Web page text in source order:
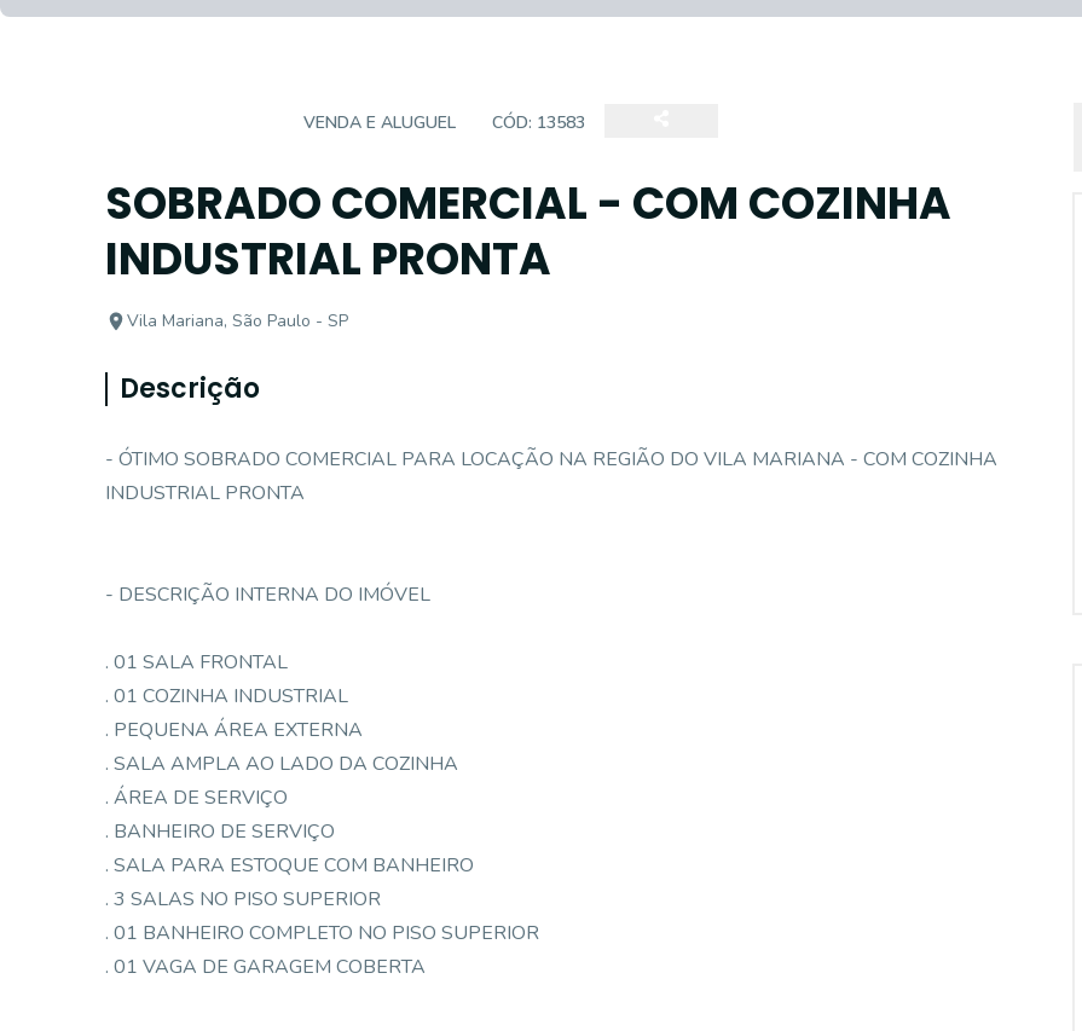
VENDA E ALUGUEL CÓD: 13583
SOBRADO COMERCIAL - COM COZINHA
INDUSTRIAL PRONTA
Vila Mariana, São Paulo - SP
Descrição
- ÓTIMO SOBRADO COMERCIAL PARA LOCAÇÃO NA REGIÃO DO VILA MARIANA - COM COZINHA
INDUSTRIAL PRONTA
- DESCRIÇÃO INTERNA DO IMÓVEL
. 01 SALA FRONTAL
. 01 COZINHA INDUSTRIAL
. PEQUENA ÁREA EXTERNA
. SALA AMPLA AO LADO DA COZINHA
. ÁREA DE SERVIÇO
. BANHEIRO DE SERVIÇO
. SALA PARA ESTOQUE COM BANHEIRO
. 3 SALAS NO PISO SUPERIOR
. 01 BANHEIRO COMPLETO NO PISO SUPERIOR
. 01 VAGA DE GARAGEM COBERTA